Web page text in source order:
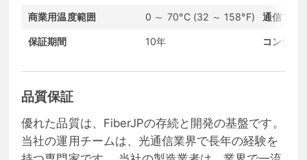
商業用温度範囲 0 ～ 70°C (32 ～ 158°F) 通信プロ
保証期間 10年 コンディ
品質保証
優れた品質は、FiberJPの存続と開発の基盤です。
当社の運用チームは、光通信業界で長年の経験を